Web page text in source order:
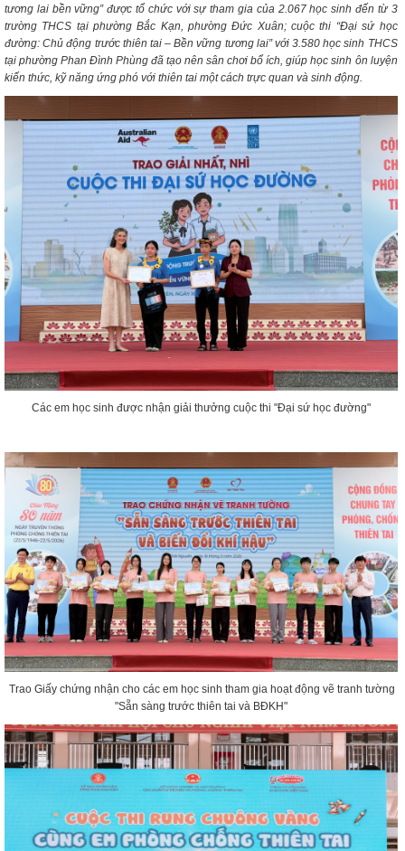
tương lai bền vững” được tổ chức với sự tham gia của 2.067 học sinh đến từ 3
trường THCS tại phường Bắc Kạn, phường Đức Xuân; cuộc thi “Đại sứ học
đường: Chủ động trước thiên tai – Bền vững tương lai” với 3.580 học sinh THCS
tại phường Phan Đình Phùng đã tạo nên sân chơi bổ ích, giúp học sinh ôn luyện
kiến thức, kỹ năng ứng phó với thiên tai một cách trực quan và sinh động.
Các em học sinh được nhận giải thưởng cuộc thi "Đại sứ học đường"
Trao Giấy chứng nhận cho các em học sinh tham gia hoạt động vẽ tranh tường
"Sẵn sàng trước thiên tai và BĐKH"